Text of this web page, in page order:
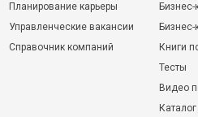
Планирование карьеры
Управленческие вакансии
Справочник компаний
Бизнес-
Книги
Тесты
Видео